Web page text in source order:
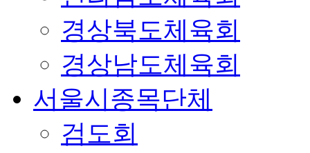
경상북도체육회
경상남도체육회
서울시종목단체
검도회